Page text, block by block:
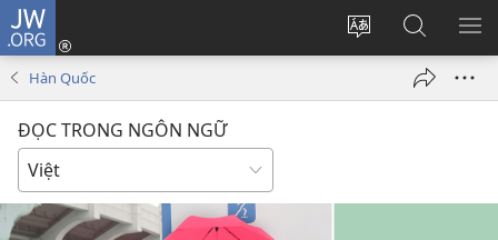
JW.ORG
Thay
Đăng
nhập
Tìm
kiếm
JW.ORG
Hàn Quốc
ĐỌC TRONG NGÔN NGỮ